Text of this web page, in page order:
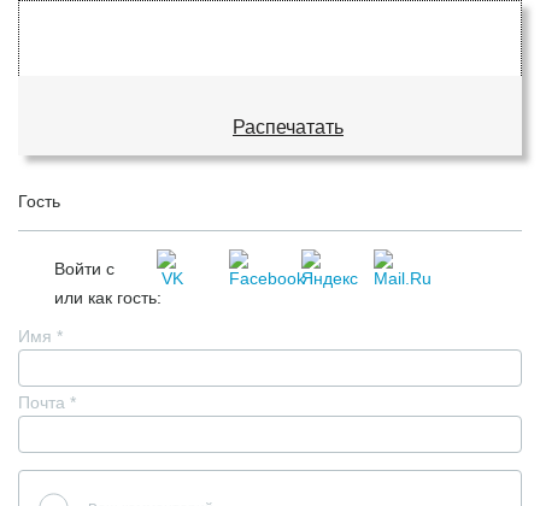
Распечатать
Гость
Войти с
или как гость:
Имя *
Почта *